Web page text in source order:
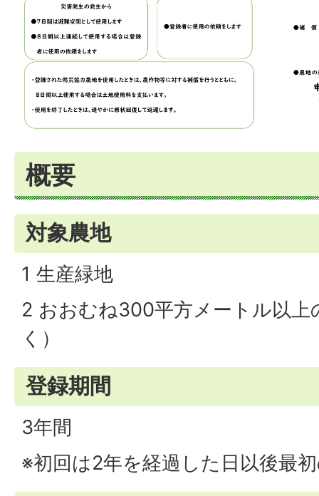
概要
対象農地
1 生産緑地
2 おおむね300平方メートル以上
く）
登録期間
3年間
※初回は2年を経過した日以後最